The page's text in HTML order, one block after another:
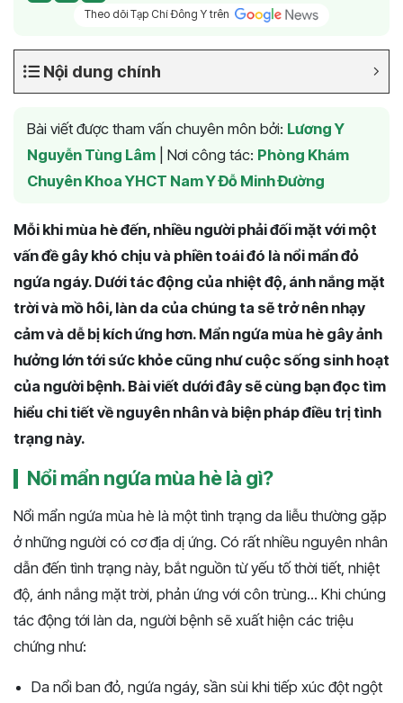
Theo dõi Tạp Chí Đông Y trên
Nội dung chính
Bài viết được tham vấn chuyên môn bởi: Lương Y
Nguyễn Tùng Lâm
Nơi công tác: Phòng Khám
Chuyên Khoa YHCT Nam Y Đỗ Minh Đường
Mỗi khi mùa hè đến, nhiều người phải đối mặt với một
vấn đề gây khó chịu và phiền toái đó là nổi mẩn đỏ
ngứa ngáy. Dưới tác động của nhiệt độ, ánh nắng mặt
trời và mồ hôi, làn da của chúng ta sẽ trở nên nhạy
cảm và dễ bị kích ứng hơn. Mẩn ngứa mùa hè gây ảnh
hưởng lớn tới sức khỏe cũng như cuộc sống sinh hoạt
của người bệnh. Bài viết dưới đây sẽ cùng bạn đọc tìm
hiểu chi tiết về nguyên nhân và biện pháp điều trị tình
trạng này.
Nổi mẩn ngứa mùa hè là gì?
Nổi mẩn ngứa mùa hè là một tình trạng da liễu thường gặp
ở những người có cơ địa dị ứng. Có rất nhiều nguyên nhân
dẫn đến tình trạng này, bắt nguồn từ yếu tố thời tiết, nhiệt
độ, ánh nắng mặt trời, phản ứng với côn trùng... Khi chúng
tác động tới làn da, người bệnh sẽ xuất hiện các triệu
chứng như:
Da nổi ban đỏ, ngứa ngáy, sần sùi khi tiếp xúc đột ngột